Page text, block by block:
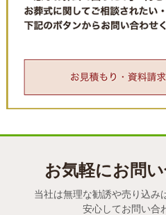
お気軽にお問
当社は無理な勧誘や売り込み
安心してお問い合